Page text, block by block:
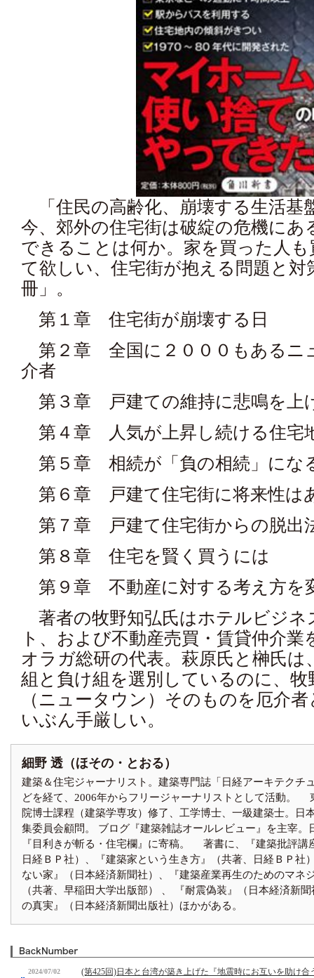
「住民の高齢化、崩壊する生活基
今、郊外の住宅街は破綻の危機にあ
できることは何か。家を買った人
て欲しい、住宅街が抱える問題と
冊」。
第１章 住宅街が崩壊する日
第２章 全国に２０００もあるニ
介者
第３章 戸建ての維持に悲鳴を上
第４章 人気が上昇し続ける住宅
第５章 相続が「負の相続」にな
第６章 戸建て住宅街に将来性は
第７章 戸建て住宅街からの脱出
第８章 住宅を賢く買うには
第９章 不動産に対する考え方を
著者の牧野知弘氏はホテルビジネ
ト、および不動産売買・賃貸仲介
オラガ総研の代表。萩原氏と榊氏
組と負け組を選別しているのに、牧
（ニュータウン）そのものを厄介
いぶん手厳しい。
細野 透（ほその・とおる）
建築＆住宅ジャーナリスト。建築専門誌「日経アーキテクチ
どを経て、2006年からフリージャーナリストとして活動。
院博士課程（建築学専攻）修了、工学博士、一級建築士。日
集委員会顧問。 ブログ『建築雑誌オールレビュー』を主宰。
『目利きが斬る・住宅欄』に寄稿。 著書に、『建築批評講
日経ＢＰ社）、『建築家という生き方』（共著、日経ＢＰ社
ない家』（日本経済新聞社）、『建築産業再生のためのマネ
（共著、早稲田大学出版部） 、 『耐震偽装』（日本経済新
の真実』（日本経済新聞出版社）ほかがある。
2024/07/02
(第425回)日本と台湾が築き上げた『地震時にお互いを助け